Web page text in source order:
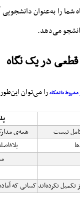
را به‌عنوان
می‌دهد.
در یک نگاه
دانشگاهرا می‌توان
نیست
همه‌ی
نکرده‌اندکسانی که